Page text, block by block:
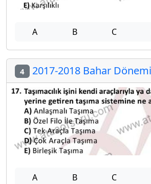
A B C
4 2017-2018 Bahar Dönemi
A B C